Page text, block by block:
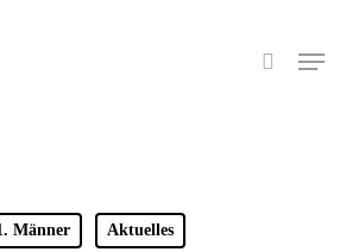
search
Menu
Männer Aktuelles